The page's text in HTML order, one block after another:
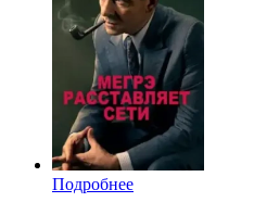
Подробнее